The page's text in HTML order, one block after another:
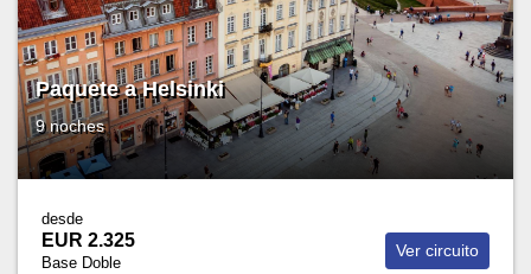
Paquete a Helsinki
9 noches
desde
EUR 2.325
Base Doble
Ver circuito